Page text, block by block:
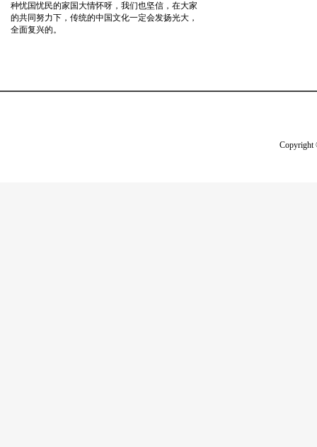
种忧国忧民的家国大情怀呀，我们也坚信，在大家
的共同努力下，传统的中国文化一定会发扬光大，
全面复兴的。
Copyright